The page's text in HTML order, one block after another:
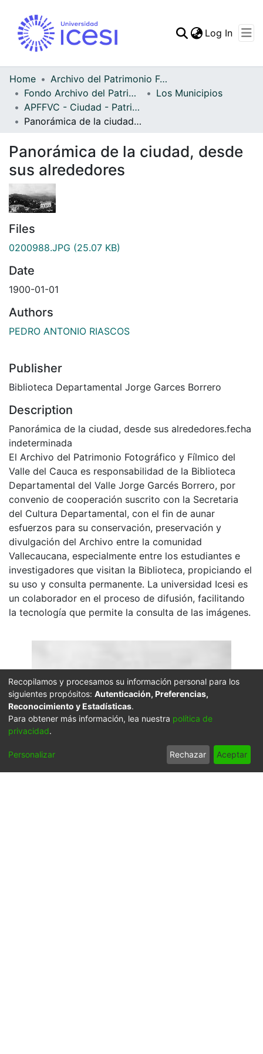
Statistics
Log In
Home
Archivo del Patrimonio Fotográfico y Fílmico del Valle del Cauca
Fondo Archivo del Patrimonio Fotográfico y Fílmico del Valle del Cauca
Los Municipios
APFFVC - Ciudad - Patrimonial
Panorámica de la ciudad, desde sus alrededores
Panorámica de la ciudad, desde
sus alrededores
Files
0200988.JPG (25.07 KB)
Date
1900-01-01
Authors
PEDRO ANTONIO RIASCOS
Publisher
Biblioteca Departamental Jorge Garces Borrero
Description
Panorámica de la ciudad, desde sus alrededores.fecha
indeterminada
El Archivo del Patrimonio Fotográfico y Fílmico del
Valle del Cauca es responsabilidad de la Biblioteca
Departamental del Valle Jorge Garcés Borrero, por
convenio de cooperación suscrito con la Secretaria
del Cultura Departamental, con el fin de aunar
esfuerzos para su conservación, preservación y
divulgación del Archivo entre la comunidad
Vallecaucana, especialmente entre los estudiantes e
investigadores que visitan la Biblioteca, propiciando el
su uso y consulta permanente. La universidad Icesi es
un colaborador en el proceso de difusión, facilitando
la tecnología que permite la consulta de las imágenes.
Recopilamos y procesamos su información personal para los
siguientes propósitos: Autenticación, Preferencias,
Reconocimiento y Estadísticas.
Para obtener más información, lea nuestra política de
privacidad.
Personalizar Rechazar Aceptar